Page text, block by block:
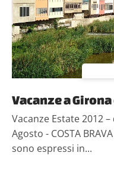
Vacanze a
Vacanze Estate 2012
Agosto - COSTA
sono espressi in...